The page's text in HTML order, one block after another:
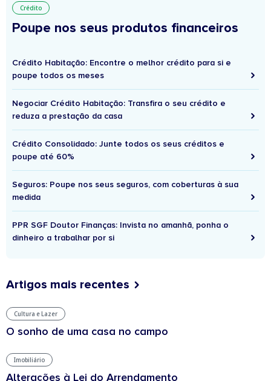
Crédito
Poupe nos seus produtos financeiros
Crédito Habitação: Encontre o melhor crédito para si e
poupe todos os meses
Negociar Crédito Habitação: Transfira o seu crédito e
reduza a prestação da casa
Crédito Consolidado: Junte todos os seus créditos e
poupe até 60%
Seguros: Poupe nos seus seguros, com coberturas à sua
medida
PPR SGF Doutor Finanças: Invista no amanhã, ponha o
dinheiro a trabalhar por si
Artigos mais recentes
Cultura e Lazer
O sonho de uma casa no campo
Imobiliário
Alterações à Lei do Arrendamento